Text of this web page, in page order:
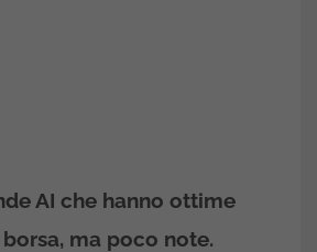
AI che hanno ottime
ma poco note.